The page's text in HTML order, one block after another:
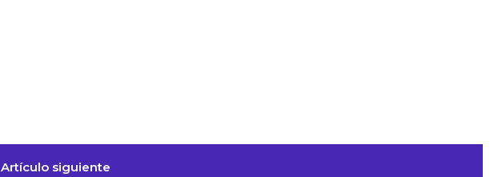
Artículo siguiente